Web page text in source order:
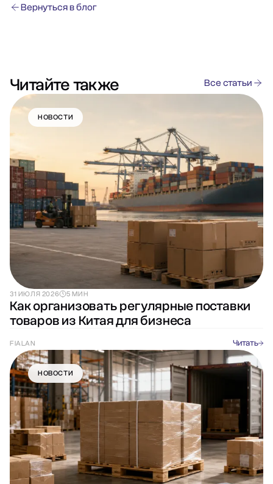
Вернуться в блог
Читайте также Все статьи
НОВОСТИ
31 ИЮЛЯ 2026 5 МИН
Как организовать регулярные поставки
товаров из Китая для бизнеса
FIALAN Читать
НОВОСТИ